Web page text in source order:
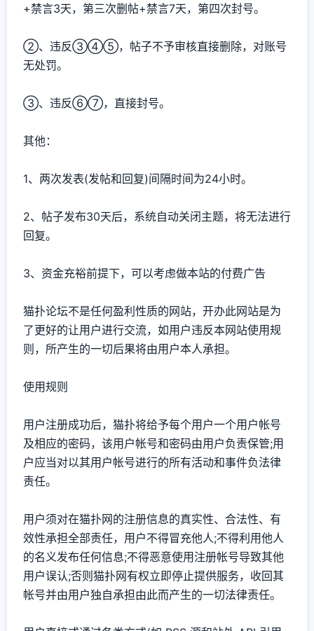
+禁言3天，第三次删帖+禁言7天，第四次封号。
②、违反③④⑤，帖子不予审核直接删除，对账号
无处罚。
③、违反⑥⑦，直接封号。
其他：
1、两次发表(发帖和回复)间隔时间为24小时。
2、帖子发布30天后，系统自动关闭主题，将无法进行
回复。
3、资金充裕前提下，可以考虑做本站的付费广告
猫扑论坛不是任何盈利性质的网站，开办此网站是为
了更好的让用户进行交流，如用户违反本网站使用规
则，所产生的一切后果将由用户本人承担。
使用规则
用户注册成功后，猫扑将给予每个用户一个用户帐号
及相应的密码，该用户帐号和密码由用户负责保管;用
户应当对以其用户帐号进行的所有活动和事件负法律
责任。
用户须对在猫扑网的注册信息的真实性、合法性、有
效性承担全部责任，用户不得冒充他人;不得利用他人
的名义发布任何信息;不得恶意使用注册帐号导致其他
用户误认;否则猫扑网有权立即停止提供服务，收回其
帐号并由用户独自承担由此而产生的一切法律责任。